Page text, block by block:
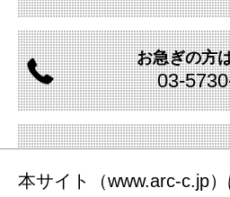
お急ぎの方
03-
本サイト（www.arc-c.jp